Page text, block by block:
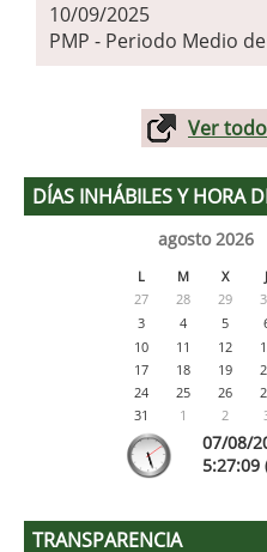
10/09/2025
PMP - Periodo Medio
Ver
DÍAS INHÁBILES Y HORA
agosto 2026
L M X J
27
28 29
3
4 5
10
11 12
17
18 19
24
25 26
31
1 2
07/08/
5:27:09
TRANSPARENCIA